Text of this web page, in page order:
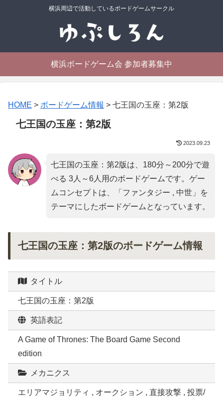
横浜周辺で活動しているボードゲームサークル
横浜ボードゲーム会 参加者募集中
HOME > ボードゲーム情報 > 七王国の玉座：第2版
七王国の玉座：第2版
2023.09.23
七王国の玉座：第2版は、180分～200分で遊
べる 3人～6人用のボードゲームです。ゲー
ムコンセプトは、「 ファンタジー , 中世」を
テーマにしたボードゲームとなっています。
七王国の玉座：第2版のボードゲーム情報
タイトル
七王国の玉座：第2版
英語表記
A Game of Thrones: The Board Game Second
edition
メカニクス
エリアマジョリティ , オークション , 直接攻撃 , 投票/